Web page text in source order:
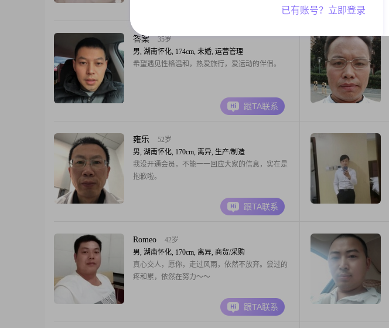
答案
35岁
男, 湖南怀化, 174cm, 未婚, 运营管理
希望遇见性格温和，热爱旅行，爱运动的伴侣。
跟TA联系
雍乐
52岁
男, 湖南怀化, 170cm, 离异, 生产/制造
我没开通会员，不能一一回应大家的信息，实在是
抱歉啦。
跟TA联系
Romeo
42岁
男, 湖南怀化, 170cm, 离异, 商贸/采购
真心交人，愿你，走过风雨，依然不放弃。尝过的
疼和累，依然在努力～～
跟TA联系
已有账号？立即登录